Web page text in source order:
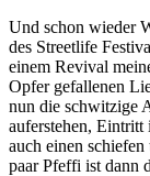
Und schon wieder
des Streetlife
einem Revival
Opfer gefallenen
nun die schwitzige
auferstehen, Eintritt
auch einen
paar Pfeffi ist dann